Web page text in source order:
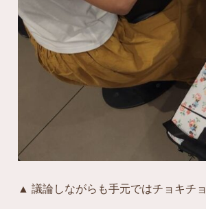
▲ 議論しながらも手元ではチョキチ